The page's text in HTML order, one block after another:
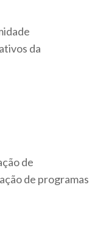
da
de
de programas